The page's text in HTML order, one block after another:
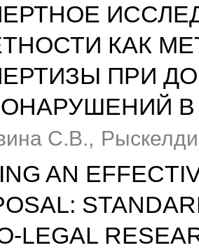
КАК
ПРИ
С.В.,
AN
LEGAL